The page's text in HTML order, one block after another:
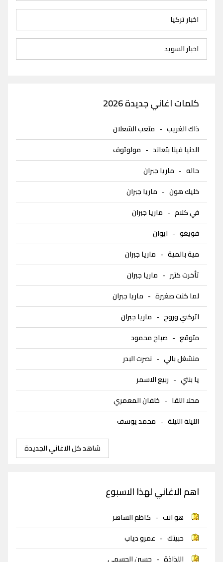
اخبار تركيا
اخبار السويد
كلمات اغاني جديدة 2026
ذاك الغريب - متعب الشعلان
الدنيا فينا بتعاند - مولوتوف
حاله - ماريا جبران
خليك هون - ماريا جبران
في كلام - ماريا جبران
فويغو - ايوان
مية بالمية - ماريا جبران
تأخرت كتير - ماريا جبران
لما كنت صغيرة - ماريا جبران
اتركني وروح - ماريا جبران
متوقع - صباح محمود
منشغل بالي - نصرت البدر
يا بنتي - ربيع الاسمر
محلا اللقا - خلفان المعمري
الليلة الليلة - محمد يوسف
شاهد كل الاغاني الجديدة
اهم الاغاني لهذا الاسبوع
هو انت - كاظم الساهر
حبيتك - عمرو دياب
اللذاذة - حسين الجسمي